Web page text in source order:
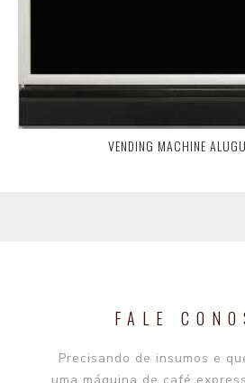
VENDING MACHINE
FALE
Precisando de insumos e
uma máquina de café